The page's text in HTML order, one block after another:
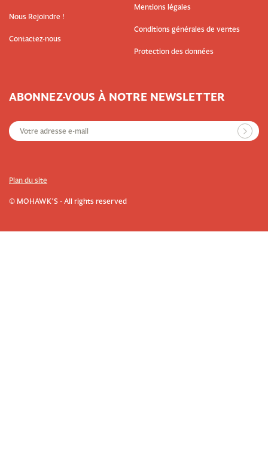
Nous Rejoindre !
Contactez-nous
Mentions légales
Conditions générales de ventes
Protection des données
ABONNEZ-VOUS À NOTRE NEWSLETTER
© MOHAWK’S - All rights reserved
Plan du site